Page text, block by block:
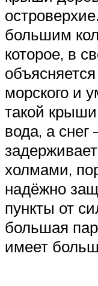
большим
которое, в
морского и
такой
вода, а снег
холмами,
надёжно
пункты от
большая
имеет